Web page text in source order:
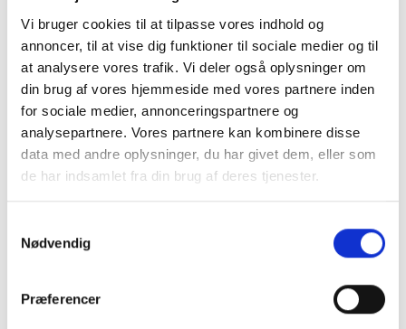
Vi bruger cookies til at tilpasse vores indhold og
annoncer, til at vise dig funktioner til sociale medier og til
at analysere vores trafik. Vi deler også oplysninger om
din brug af vores hjemmeside med vores partnere inden
for sociale medier, annonceringspartnere og
analysepartnere. Vores partnere kan kombinere disse
data med andre oplysninger, du har givet dem, eller som
de har indsamlet fra din brug af deres tjenester.
Nødvendig
Præferencer
Tilmeld dig vores nyhedsbrev